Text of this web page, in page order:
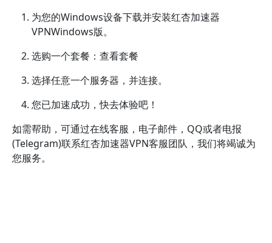
为您的Windows设备下载并安装红杏加速器
VPNWindows版。
选购一个套餐：查看套餐
选择任意一个服务器，并连接。
您已加速成功，快去体验吧！
如需帮助，可通过在线客服，电子邮件，QQ或者电报
(Telegram)联系红杏加速器VPN客服团队，我们将竭诚为
您服务。